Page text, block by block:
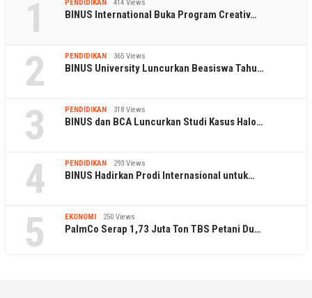
1 PENDIDIKAN 414 Views
BINUS International Buka Program Creativ…
2 PENDIDIKAN 365 Views
BINUS University Luncurkan Beasiswa Tahu…
3 PENDIDIKAN 318 Views
BINUS dan BCA Luncurkan Studi Kasus Halo…
4 PENDIDIKAN 293 Views
BINUS Hadirkan Prodi Internasional untuk…
5 EKONOMI 250 Views
PalmCo Serap 1,73 Juta Ton TBS Petani Du…